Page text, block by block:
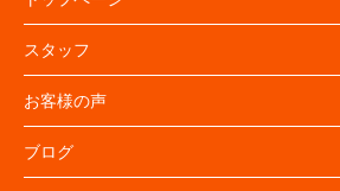
スタッフ
お客様の声
ブログ